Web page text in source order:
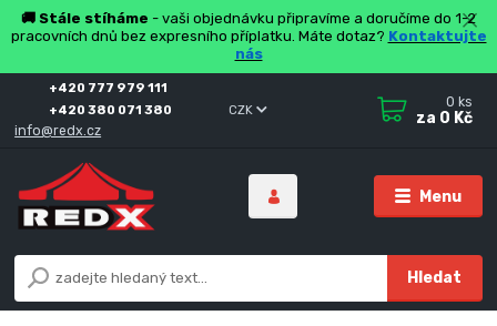
🚚 Stále stíháme - vaši objednávku připravíme a doručíme do 1-2
pracovních dnů bez expresního příplatku. Máte dotaz? Kontaktujte
nás
Menu
CZK
Hledat
+420 777 979 111
+420 380 071 380
info@redx.cz
0 ks
za 0 Kč